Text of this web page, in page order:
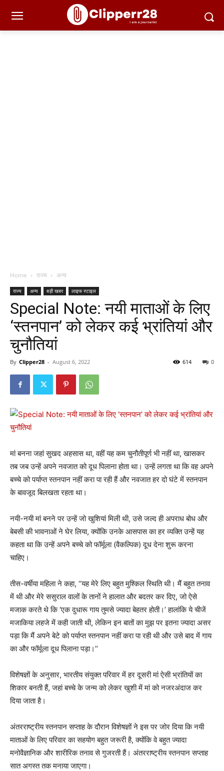
Home राज्य अन्य
राज्य अन्य बड़ी खबर लाइफ स्टाइल
Special Note: नयी माताओं के लिए
‘स्तनपान’ को लेकर कई भ्रांतियां और
चुनौतियां
By Clipper28 - August 6, 2022 0
614
मां बनना जहां सुखद अहसास था, वहीं यह कम चुनौतीपूर्ण भी नहीं था, खासकर
तब जब उन्हें अपने नवजात को दूध पिलाना होता था। उन्हें लगता था कि वह अपने
बच्चे को पर्याप्त स्तनपान नहीं करा पा रही हैं और नवजात हर दो घंटे में स्तनपान
के बावजूद बिलखता रहता था।
नयी-नयी मां बनने पर उन्हें जो खुशियां मिली थी, उसे जल्द ही अपराध बोध और
बेबसी की भावनाओं ने घेर लिया, क्योंकि उनके आसपास का हर व्यक्ति उन्हें यह
कहता था कि उन्हें अपने बच्चे को फॉर्मूला (वैकल्पिक) दूध देना शुरू करना
चाहिए।
तीस-वर्षीया महिला ने कहा, ‘‘यह मेरे लिए बहुत मुश्किल स्थिति थी। मैं बहुत तनाव
में थी और मेरे ससुराल वालों के तानों ने हालात और बदतर कर दिए, जो ऐसे
मजाक करते थे कि ‘एक दुधारू गाय तुमसे ज्यादा बेहतर होती।’ हालांकि ये चीजें
मजाकिया लहजे में कही जाती थी, लेकिन इन बातों का मुझ पर इतना ज्यादा असर
पड़ा कि मैं अपने बेटे को पर्याप्त स्तनपान नहीं करा पा रही थी और उसे बाद में गाय
का और फॉर्मूला दूध पिलाना पड़ा।’’
विशेषज्ञों के अनुसार, भारतीय संयुक्त परिवार में हर दूसरी मां ऐसी भ्रांतियों का
शिकार बनती हैं, जहां बच्चे के जन्म को लेकर खुशी में मां को नजरअंदाज कर
दिया जाता है।
अंतरराष्ट्रीय स्तनपान सप्ताह के दौरान विशेषज्ञों ने इस पर जोर दिया कि नयी
माताओं के लिए परिवार का सहयोग बहुत जरूरी है, क्योंकि वे बहुत ज्यादा
मनोवैज्ञानिक और शारीरिक तनाव से गुजरती हैं। अंतरराष्ट्रीय स्तनपान सप्ताह
सात अगस्त तक मनाया जाएगा।